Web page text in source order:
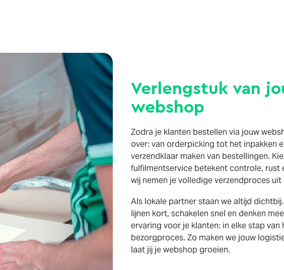
Verlengstuk van
webshop
Zodra je klanten bestellen via jouw
over: van orderpicking tot het inpakken
verzendklaar maken van bestellingen.
fulfilmentservice betekent controle, rust
wij nemen je volledige verzendproces uit
Als lokale partner staan we altijd
lijnen kort, schakelen snel en denken
ervaring voor je klanten: in elke stap van
bezorgproces. Zo maken we jouw
laat jij je webshop groeien.